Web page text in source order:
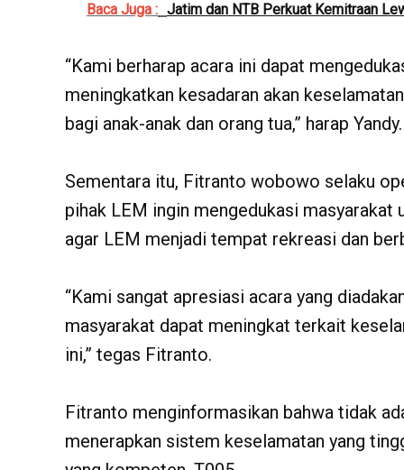
Baca Juga : Jatim dan NTB Perkuat Kemitraan
“Kami berharap acara ini dapat
meningkatkan kesadaran akan
bagi anak-anak dan orang tua,” harap Yandy.
Sementara itu, Fitranto wobowo selaku
pihak LEM ingin mengedukasi masyarakat
agar LEM menjadi tempat rekreasi dan
“Kami sangat apresiasi acara yang
masyarakat dapat meningkat terkait
ini,” tegas Fitranto.
Fitranto menginformasikan bahwa tidak
menerapkan sistem keselamatan yang